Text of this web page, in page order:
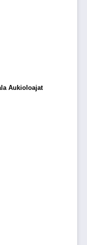
Aukioloajat